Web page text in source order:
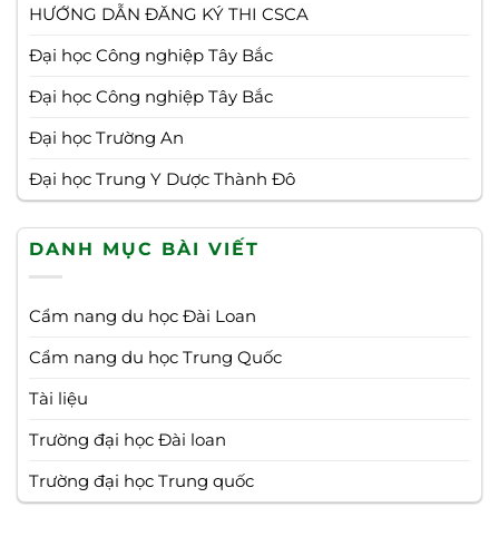
HƯỚNG DẪN ĐĂNG KÝ THI CSCA
Đại học Công nghiệp Tây Bắc
Đại học Công nghiệp Tây Bắc
Đại học Trường An
Đại học Trung Y Dược Thành Đô
DANH MỤC BÀI VIẾT
Cẩm nang du học Đài Loan
Cẩm nang du học Trung Quốc
Tài liệu
Trường đại học Đài loan
Trường đại học Trung quốc